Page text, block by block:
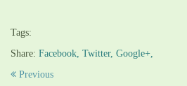
Tags:
Share: Facebook, Twitter, Google+,
Previous